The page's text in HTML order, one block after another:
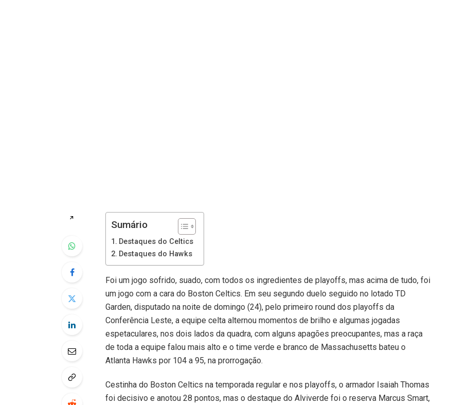
↗
Sumário
Destaques do Celtics
Destaques do Hawks
Foi um jogo sofrido, suado, com todos os ingredientes de playoffs, mas acima de tudo, foi
um jogo com a cara do Boston Celtics. Em seu segundo duelo seguido no lotado TD
Garden, disputado na noite de domingo (24), pelo primeiro round dos playoffs da
Conferência Leste, a equipe celta alternou momentos de brilho e algumas jogadas
espetaculares, nos dois lados da quadra, com alguns apagões preocupantes, mas a raça
de toda a equipe falou mais alto e o time verde e branco de Massachusetts bateu o
Atlanta Hawks por 104 a 95, na prorrogação.
Cestinha do Boston Celtics na temporada regular e nos playoffs, o armador Isaiah Thomas
foi decisivo e anotou 28 pontos, mas o destaque do Alviverde foi o reserva Marcus Smart,